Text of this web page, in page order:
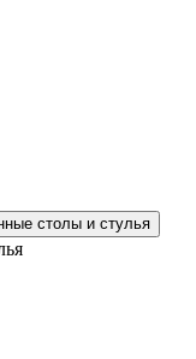
столы и стулья